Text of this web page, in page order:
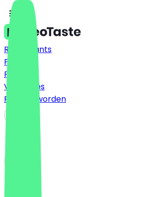
Restaurants
Prijzen
FAQ
Vacatures
Partner worden